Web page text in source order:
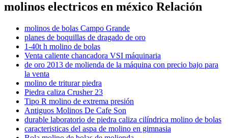
molinos electricos en méxico Relación
molinos de bolas Campo Grande
planes de boquillas de dragado de oro
1-40t h molino de bolas
Venta caliente chancadora VSI máquinaria
de oro 2013 de molienda de la máquina con precio bajo para
la venta
molino de triturar piedra
Piedra caliza Crusher 23
Tipo R molino de extrema presión
Antiguos Molinos De Cafe Son
durable laboratorio de piedra caliza cilíndrica molino de bolas
caracteristicas del aspa de molino en gimnasia